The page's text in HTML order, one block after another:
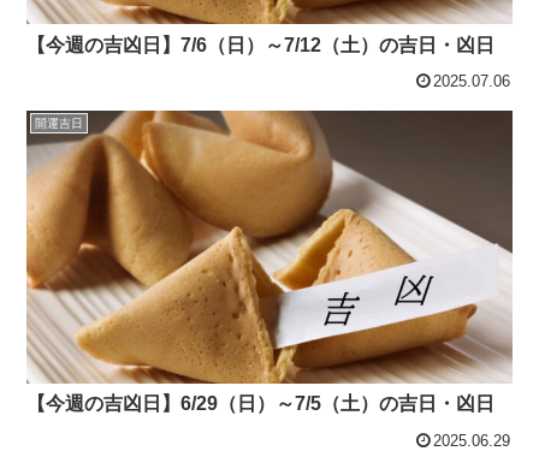
【今週の吉凶日】7/6（日）～7/12（土）の吉日・凶日
2025.07.06
開運吉日
【今週の吉凶日】6/29（日）～7/5（土）の吉日・凶日
2025.06.29